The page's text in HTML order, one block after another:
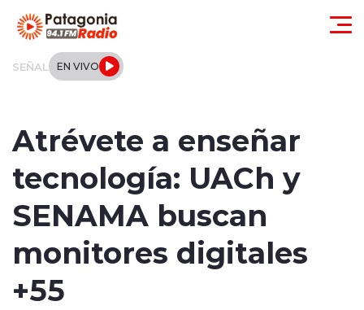
SEÑAL EN VIVO
Tendencias
Internacional
Atrévete a enseñar
tecnología: UACh y
SENAMA buscan
monitores digitales
+55